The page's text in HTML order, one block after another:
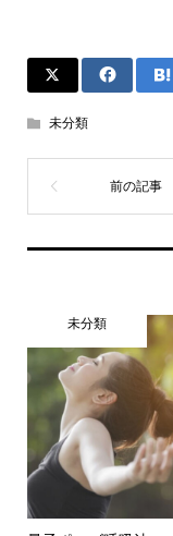
未分類
未分類